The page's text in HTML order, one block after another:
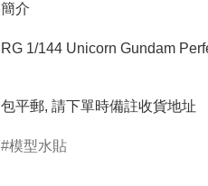
簡介
RG 1/144 Unicorn Gundam
包平郵, 請下單時備註收貨地址
模型水貼